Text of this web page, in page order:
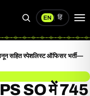
Search
EN हिं
सहित स्पेशलिस्ट ऑफिसर भर्ती—
SO में 745